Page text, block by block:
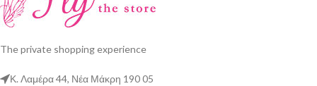
The private shopping experience
Κ. Λαμέρα 44, Νέα Μάκρη 190 05